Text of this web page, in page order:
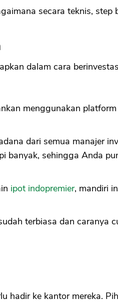
secara teknis, step
dalam cara
menggunakan
dari semua manajer
banyak, sehingga Anda
ipot indopremier, mandiri
terbiasa dan caranya
hadir ke kantor mereka.